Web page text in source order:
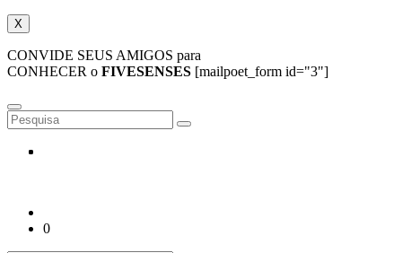
X
CONVIDE SEUS AMIGOS para
CONHECER o FIVESENSES [mailpoet_form id="3"]
0